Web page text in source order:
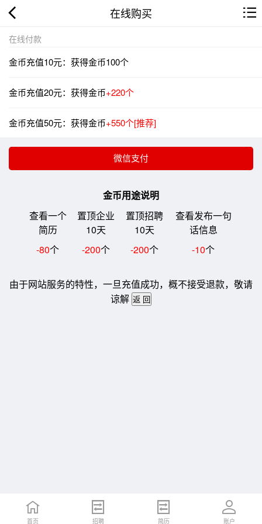
在线购买
在线付款
金币充值10元：获得金币100个
金币充值20元：获得金币+220个
金币充值50元：获得金币+550个[推荐]
金币用途说明
查看一个
简历
置顶企业
10天
置顶招聘
10天
查看发布一句
话信息
-80个 -200个 -200个 -10个
由于网站服务的特性，一旦充值成功，概不接受退款，敬请
谅解
首页 招聘 简历 账户